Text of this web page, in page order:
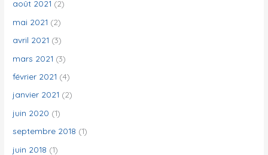
août 2021 (2)
mai 2021 (2)
avril 2021 (3)
mars 2021 (3)
février 2021 (4)
janvier 2021 (2)
juin 2020 (1)
septembre 2018 (1)
juin 2018 (1)